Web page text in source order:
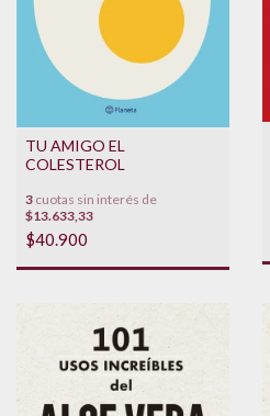
TU AMIGO EL
COLESTEROL
3 cuotas sin interés de
$13.633,33
$40.900